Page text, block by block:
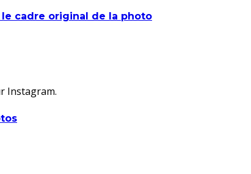
cadre original de la photo